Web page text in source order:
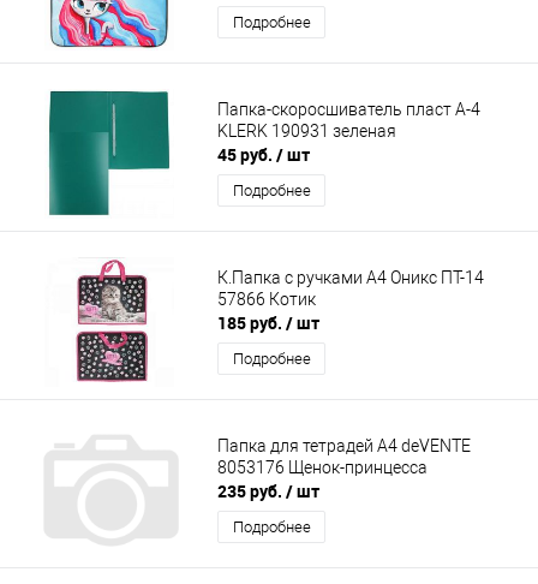
Подробнее
Папка-скоросшиватель пласт А-4
KLERK 190931 зеленая
45 руб. / шт
Подробнее
К.Папка с ручками А4 Оникс ПТ-14
57866 Котик
185 руб. / шт
Подробнее
Папка для тетрадей А4 deVENTE
8053176 Щенок-принцесса
235 руб. / шт
Подробнее